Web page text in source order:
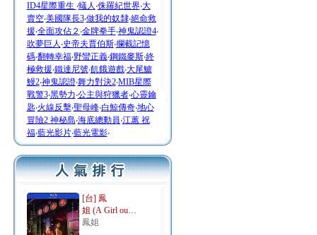
ID4星際重生 ‧蟻人 ‧侏羅紀世界‧大
賣空‧美國隊長3‧做我的奴隸‧絕命救
援‧全面攻佔２ ‧金牌拳手‧神鬼認證4‧
吹夢巨人 ‧史帝夫賈伯斯‧攔截記憶
碼‧翻轉幸福‧野蠻正義‧鋼鐵麥斯‧終
極救援‧鐵達尼號‧飢餓遊戲‧大尾鱸
鰻2‧神鬼認證‧舞力對決2‧MIB星際
戰警3‧黑勢力‧公主與狩獵者‧心靈鑰
匙‧火線反擊‧聖母峰‧白鯨傳奇‧地心
冒險2 神秘島‧海底總動員‧江蕙 祝
福‧藍光影片‧藍光電影‧
[台] 鳳
姐 (A Girl ou…
鳳姐